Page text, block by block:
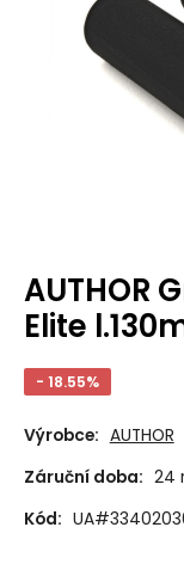
AUTHOR
Elite
- 18.55%
Výrobce: AUTHOR
Záruční doba: 24
Kód: